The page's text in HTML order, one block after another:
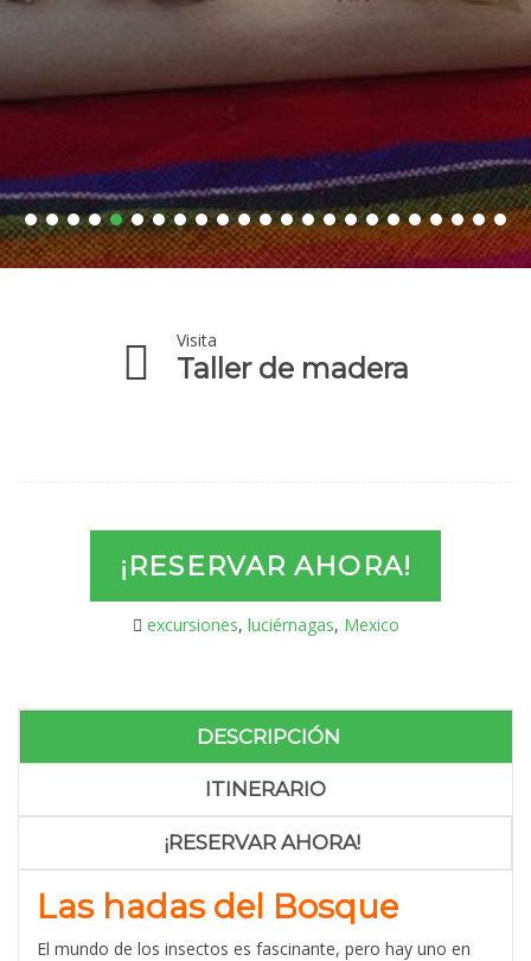
Visita
Taller de madera
¡RESERVAR AHORA!
excursiones, luciérnagas, Mexico
DESCRIPCIÓN
ITINERARIO
¡RESERVAR AHORA!
Las hadas del Bosque
El mundo de los insectos es fascinante, pero hay uno en